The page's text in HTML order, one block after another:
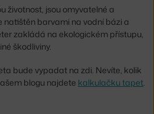
životnost, jsou omyvatelné a
natištěn barvami na vodní bázi a
zakládá na ekologickém přístupu,
škodliviny.
bude vypadat na zdi. Nevíte, kolik
blogu najdete kalkulačku tapet